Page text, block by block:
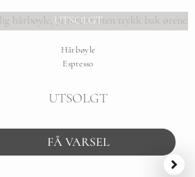
UTSOLGT
Hårbøyle
Espresso
UTSOLGT
FÅ VARSEL